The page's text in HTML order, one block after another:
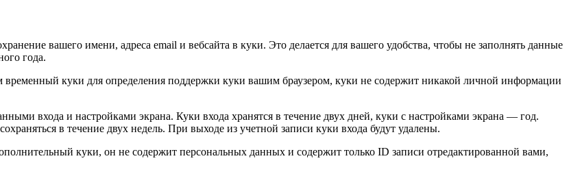
вашего имени, адреса email и вебсайта в куки. Это делается для вашего удобства, чтобы не заполнять данные
года.
временный куки для определения поддержки куки вашим браузером, куки не содержит никакой личной информации
входа и настройками экрана. Куки входа хранятся в течение двух дней, куки с настройками экрана — год.
в течение двух недель. При выходе из учетной записи куки входа будут удалены.
куки, он не содержит персональных данных и содержит только ID записи отредактированной вами,